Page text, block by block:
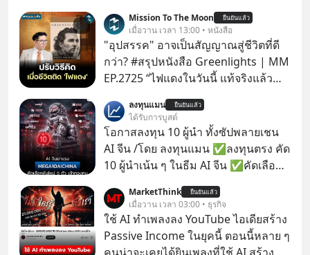
Mission To The Moon ยืนยันแล้ว
เมื่อวาน เวลา 13:00 • หนังสือ
"อุปสรรค" อาจเป็นสัญญาณสู่ชีวิตที่ดี
กว่า? #สรุปหนังสือ Greenlights | MM
EP.2725 “ไฟแดงในวันนี้ แท้จริงแล้ว
เปลี่ยนสี” McConaughey ดาราดาวรุ่ง
ในยุคหนึ่ง เคยปฏิเสธเงินค่าตัวหนังรอม
คอมที่สูงถึง 14.5 ล้านดอลลาร์ (หรือ
ราว 500 ล้านบาท) เพียงเพราะเขาไม่
อยากขังตัวเองไว้ในกล่องเดิมๆ ผลที่
ตามมาคือ โทรศัพท์ของเขากลายเป็น
ความเงียบสนิทนานถึง 14 เดือนเต็ม แต่
ความเงียบและ "ไฟแดง" ในวันนั้นกลับ
กลายเป็นการถอยหลังเพื่อตั้งหลัก จนส่ง
ลงทุนแมน ยืนยันแล้ว
ได้รับการบูสต์
โอกาสลงทุน 10 ผู้นำ ทั้งซัปพลายเชน
AI จีน /โดย ลงทุนแมน ✅ลงทุนตรง คัด
10 ผู้นำเน้น ๆ ในธีม AI จีน ✅คัดเลือก
เจ้าของผู้นำ AI จีน ตั้งแต่โรงงานผลิตชิป
หน่วยความจำ โมเดล AI ยันหุ่นยนต์
✅ได้การรับยกเว้นภาษี Capital Gain
ตามกฎหมายภาษีของประเทศไทย
MarketThink ยืนยันแล้ว
เมื่อวาน เวลา 03:00 • ธุรกิจ
ใช้ AI ทำเพลงลง YouTube ไอเดียสร้าง
Passive Income ในยุคนี้ ตอนนี้หลาย ๆ
คนน่าจะเคยได้ยินเพลงที่ใช้ AI สร้าง